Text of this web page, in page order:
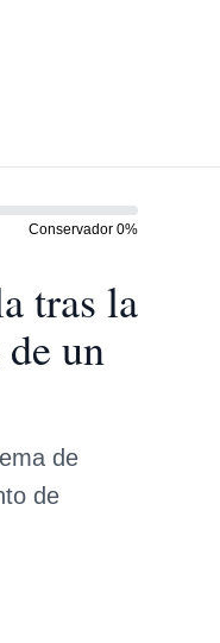
Conservador 0%
tras la
un
de
de